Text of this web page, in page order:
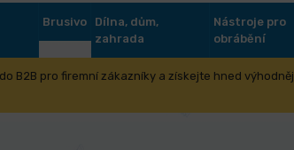
Brusivo
Dílna, dům,
zahrada
Nástroje pro
obrábění
B2B pro firemní zákazníky a získejte hned